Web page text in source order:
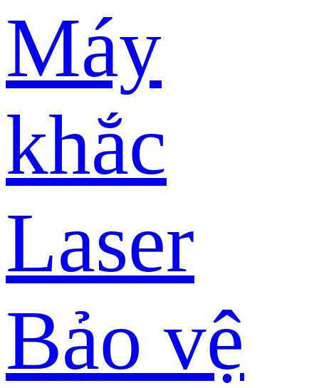
Máy
khắc
Laser
Bảo vệ